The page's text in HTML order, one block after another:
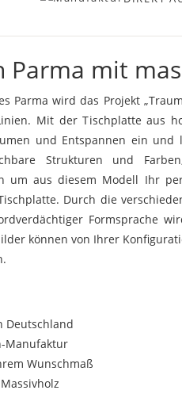
Parma mit
Parma wird das Projekt
Mit der Tischplatte aus
und Entspannen ein und
Strukturen und
um aus diesem Modell Ihr
Durch die
Formsprache
können von Ihrer
Deutschland
Manufaktur
Wunschmaß